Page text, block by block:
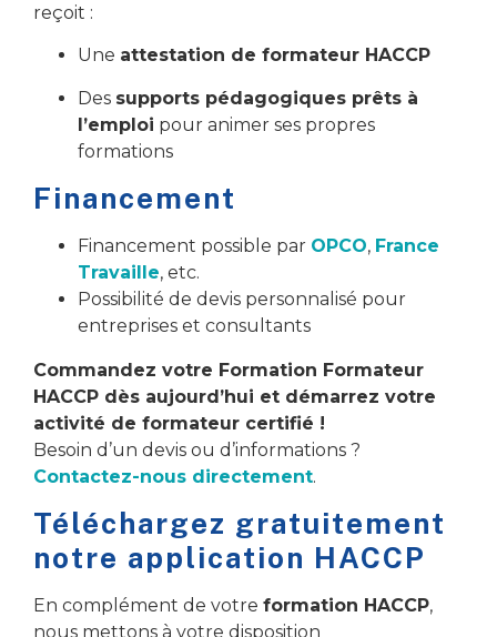
reçoit :
Une attestation de formateur HACCP
Des supports pédagogiques prêts à
l’emploi pour animer ses propres
formations
Financement
Financement possible par OPCO, France
Travaille, etc.
Possibilité de devis personnalisé pour
entreprises et consultants
Commandez votre Formation Formateur
HACCP dès aujourd’hui et démarrez votre
activité de formateur certifié !
Besoin d’un devis ou d’informations ?
Contactez-nous directement.
Téléchargez gratuitement
notre application HACCP
En complément de votre formation HACCP,
nous mettons à votre disposition